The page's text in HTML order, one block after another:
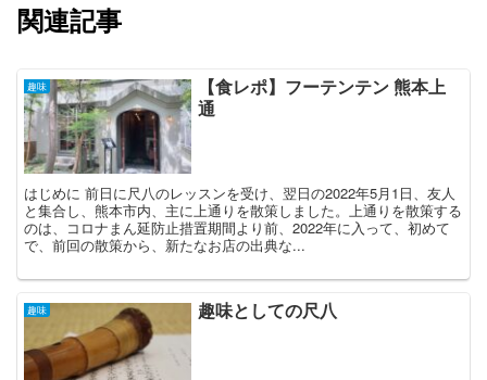
関連記事
趣味
【食レポ】フーテンテン 熊本上
通
はじめに 前日に尺八のレッスンを受け、翌日の2022年5月1日、友人
と集合し、熊本市内、主に上通りを散策しました。上通りを散策する
のは、コロナまん延防止措置期間より前、2022年に入って、初めて
で、前回の散策から、新たなお店の出典な...
趣味 趣味としての尺八